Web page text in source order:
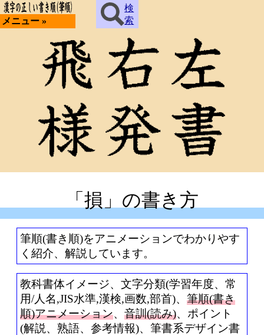
メニュー »
検
索
「損」の書き方
筆順(書き順)をアニメーションでわかりやす
く紹介、解説しています。
教科書体イメージ、文字分類(学習年度、常
用/人名,JIS水準,漢検,画数,部首)、 筆順(書き
順)アニメーション、 音訓(読み)、ポイント
(解説、熟語、参考情報)、筆書系デザイン書